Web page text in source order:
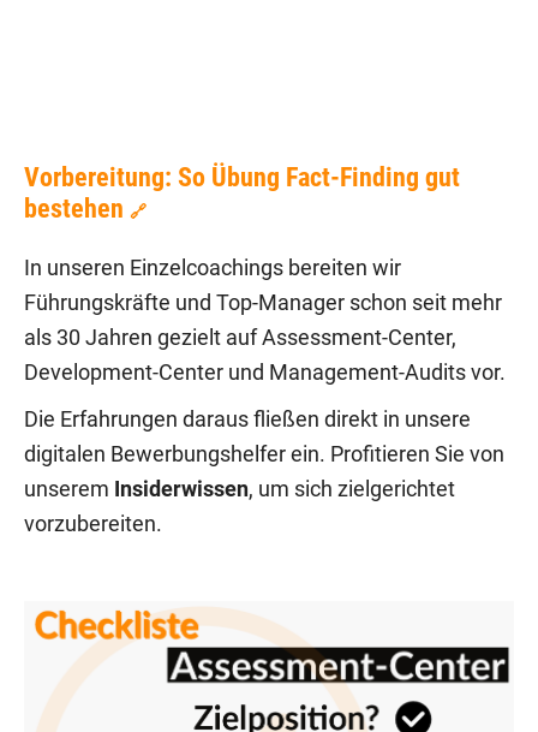
Vorbereitung: So Übung Fact-Finding gut
bestehen 🔗
In unseren Einzelcoachings bereiten wir
Führungskräfte und Top-Manager schon seit mehr
als 30 Jahren gezielt auf Assessment-Center,
Development-Center und Management-Audits vor.
Die Erfahrungen daraus fließen direkt in unsere
digitalen Bewerbungshelfer ein. Profitieren Sie von
unserem Insiderwissen, um sich zielgerichtet
vorzubereiten.